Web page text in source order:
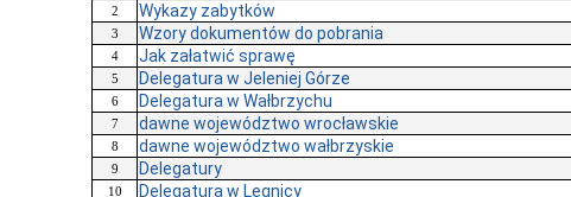
2
Wykazy zabytków
3
Wzory dokumentów do pobrania
4
Jak załatwić sprawę
5
Delegatura w Jeleniej Górze
6
Delegatura w Wałbrzychu
7
dawne województwo wrocławskie
8
dawne województwo wałbrzyskie
9
Delegatury
10
Delegatura w Legnicy